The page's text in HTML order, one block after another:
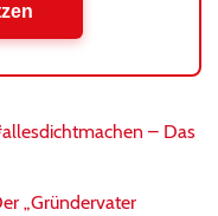
– Das
„Gründervater